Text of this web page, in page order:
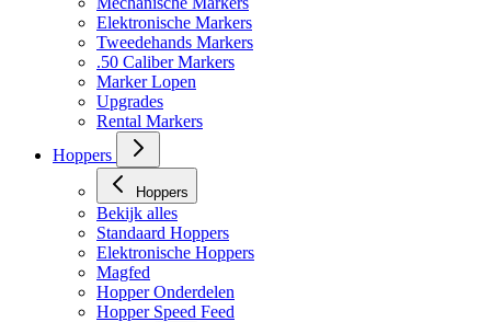
Elektronische Markers
Tweedehands Markers
.50 Caliber Markers
Marker Lopen
Upgrades
Rental Markers
Hoppers
Hoppers
Bekijk alles
Standaard Hoppers
Elektronische Hoppers
Magfed
Hopper Onderdelen
Hopper Speed Feed